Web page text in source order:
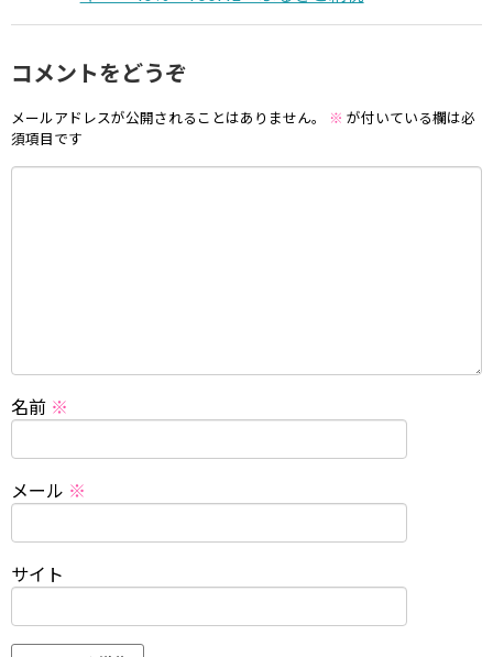
コメントをどうぞ
メールアドレスが公開されることはありません。 ※ が付いている欄は必
須項目です
名前 ※
メール ※
サイト